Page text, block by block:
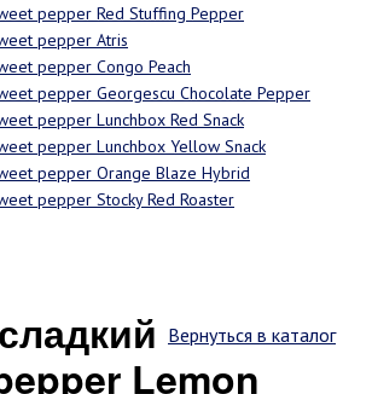
pepper Red Stuffing Pepper
pepper Atris
pepper Congo Peach
pepper Georgescu Chocolate Pepper
pepper Lunchbox Red Snack
pepper Lunchbox Yellow Snack
pepper Orange Blaze Hybrid
pepper Stocky Red Roaster
Вернуться в каталог
Lemon